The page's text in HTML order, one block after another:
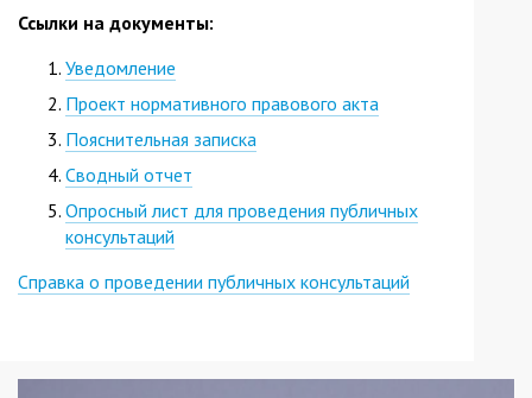
Ссылки на документы:
Уведомление
Проект нормативного правового акта
Пояснительная записка
Сводный отчет
Опросный лист для проведения публичных
консультаций
Справка о проведении публичных консультаций